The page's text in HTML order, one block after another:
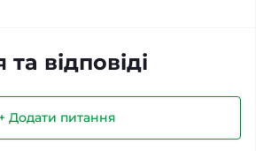
відповіді
+ Додати питання